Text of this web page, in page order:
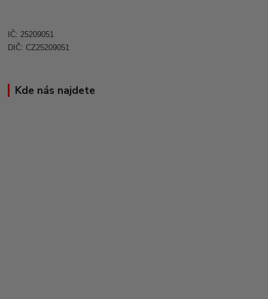
IČ: 25209051
DIČ: CZ25209051
Kde nás najdete